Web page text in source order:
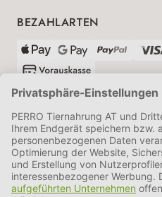
BEZAHLARTEN
VERSANDPARTNER